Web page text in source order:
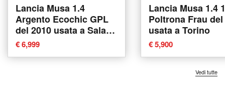
Lancia Musa 1.4
Argento Ecochic GPL
del 2010 usata a Sala
Consilina
€ 6,999
Lancia Musa 1.4
Poltrona Frau del
usata a Torino
€ 5,900
Vedi tutte